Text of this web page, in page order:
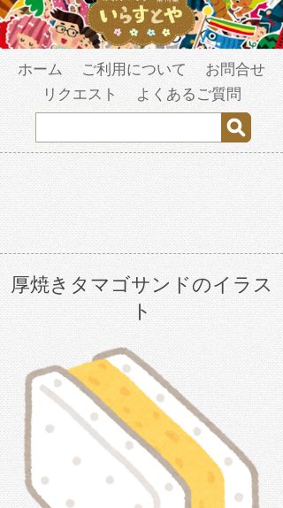
ホーム ご利用について
お問合せ
リクエスト
よくあるご質問
厚焼きタマゴサンドのイラス
ト